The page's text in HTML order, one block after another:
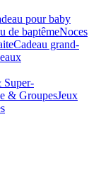
pour baby
de baptêmeNoces
Cadeau grand-
Super-
& GroupesJeux